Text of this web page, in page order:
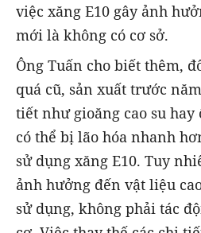
việc xăng E10 gây ảnh
mới là không có cơ sở.
Ông Tuấn cho biết thêm,
quá cũ, sản xuất trước
tiết như gioăng cao su
có thể bị lão hóa nhanh
sử dụng xăng E10. Tuy
ảnh hưởng đến vật liệu
sử dụng, không phải tác